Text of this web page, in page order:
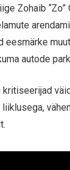
Zohaib
autode